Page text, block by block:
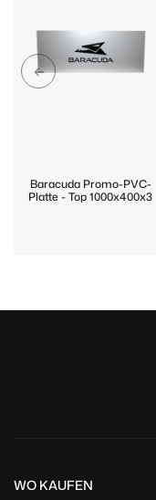
Baracuda Promo-PVC-
Platte - Top 1000x400x3
WO KAUFEN